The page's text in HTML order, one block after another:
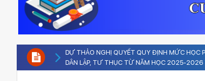
DỰ THẢO NGHỊ QUYẾT QUY ĐỊNH MỨC HỌC
DÂN LẬP, TƯ THỤC TỪ NĂM HỌC 2025-2026